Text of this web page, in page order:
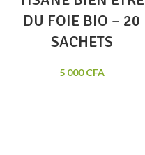
DU FOIE BIO – 20
SACHETS
5 000CFA